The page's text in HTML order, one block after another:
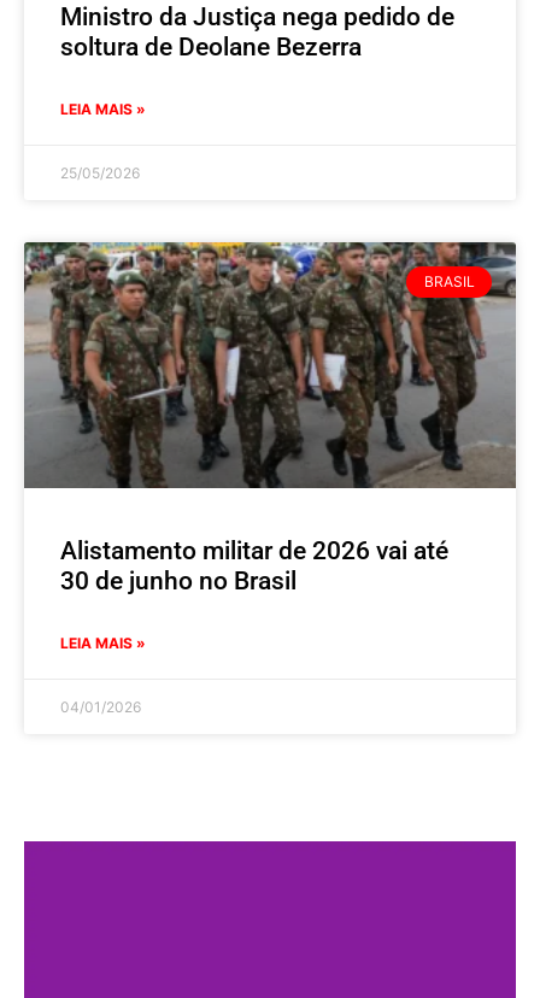
Ministro da Justiça nega pedido de
soltura de Deolane Bezerra
LEIA MAIS »
25/05/2026
BRASIL
Alistamento militar de 2026 vai até
30 de junho no Brasil
LEIA MAIS »
04/01/2026